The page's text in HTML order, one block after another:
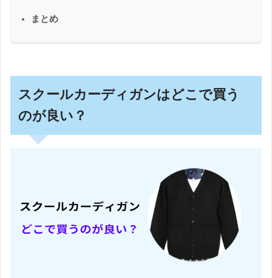
まとめ
スクールカーディガンはどこで買う
のが良い？